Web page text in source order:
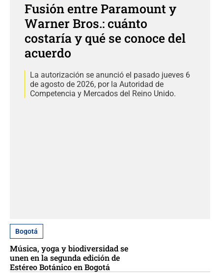
Fusión entre Paramount y
Warner Bros.: cuánto
costaría y qué se conoce del
acuerdo
La autorización se anunció el pasado jueves 6
de agosto de 2026, por la Autoridad de
Competencia y Mercados del Reino Unido.
Bogotá
Música, yoga y biodiversidad se
unen en la segunda edición de
Estéreo Botánico en Bogotá